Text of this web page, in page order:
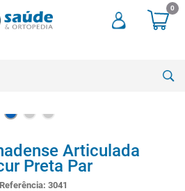
0
Articulada
Preta Par
Referência: 3041